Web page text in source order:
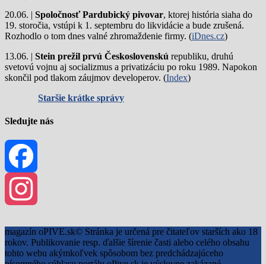
20.06. | Spoločnosť Pardubický pivovar, ktorej história siaha do
19. storočia, vstúpi k 1. septembru do likvidácie a bude zrušená.
Rozhodlo o tom dnes valné zhromaždenie firmy. (iDnes.cz)
13.06. | Stein prežil prvú Československú republiku, druhú
svetovú vojnu aj socializmus a privatizáciu po roku 1989. Napokon
skončil pod tlakom záujmov developerov. (Index)
Staršie krátke správy
Sledujte nás
Facebook
magazín oPIVE.sk© Stránka je určená pre čitateľov starších ako 18
rokov. Publikovanie resp. ďalšie šírenie časti alebo celého obsahu
tohto webu akýmkoľvek spôsobom bez predchádzajúceho